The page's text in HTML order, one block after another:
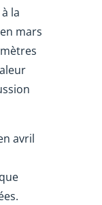
la
mars
avril